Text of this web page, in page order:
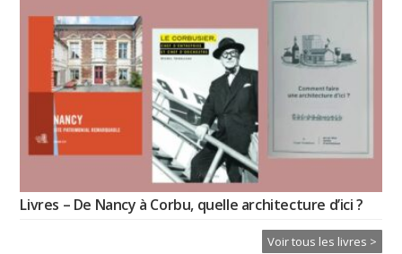
Livres – De Nancy à Corbu, quelle architecture d’ici ?
Voir tous les livres >